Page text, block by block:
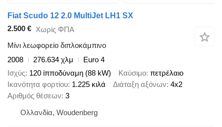
Fiat Scudo 12 2.0 MultiJet LH1 SX
2.500 € Χωρίς ΦΠΑ
Μίνι λεωφορείο διπλοκάμπινο
2008
276.634 χλμ
Euro 4
Ισχύς 120 ίπποδύναμη (88 kW) Καύσιμο πετρέλαιο
Ικανότητα φορτίου 1.225 κιλά Διάταξη αξόνων 4x2
Αριθμός θέσεων 3
Ολλανδία, Woudenberg